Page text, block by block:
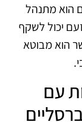
הוא מתנהל
יכול לשקף
הוא מבוטא
עם